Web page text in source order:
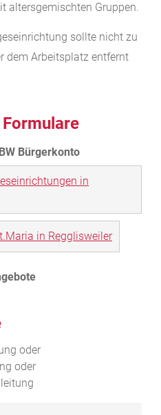
altersgemischten Gruppen.
sollte nicht zu
dem Arbeitsplatz entfernt
in
in Regglisweiler
oder
oder